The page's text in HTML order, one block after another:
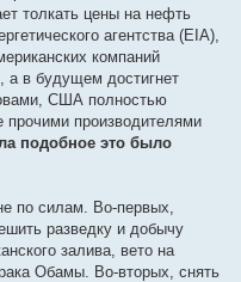
толкать цены на нефть
агентства (EIA),
компаний
а в будущем достигнет
США полностью
производителями
подобное это было
по силам. Во-первых,
разведку и добычу
залива, вето на
Обамы. Во-вторых, снять